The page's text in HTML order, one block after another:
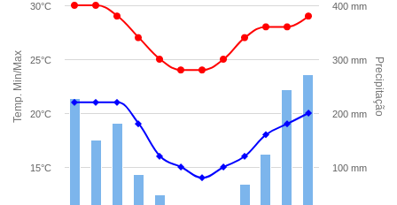
Temp. Min/Max Precipitação
15°C
20°C
25°C
30°C
100 mm
200 mm
300 mm
400 mm